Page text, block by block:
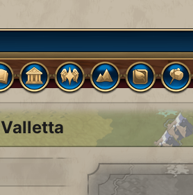
Valletta